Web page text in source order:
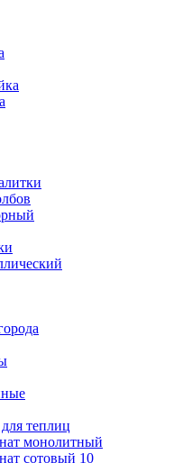
теплиц
монолитный
сотовый 10